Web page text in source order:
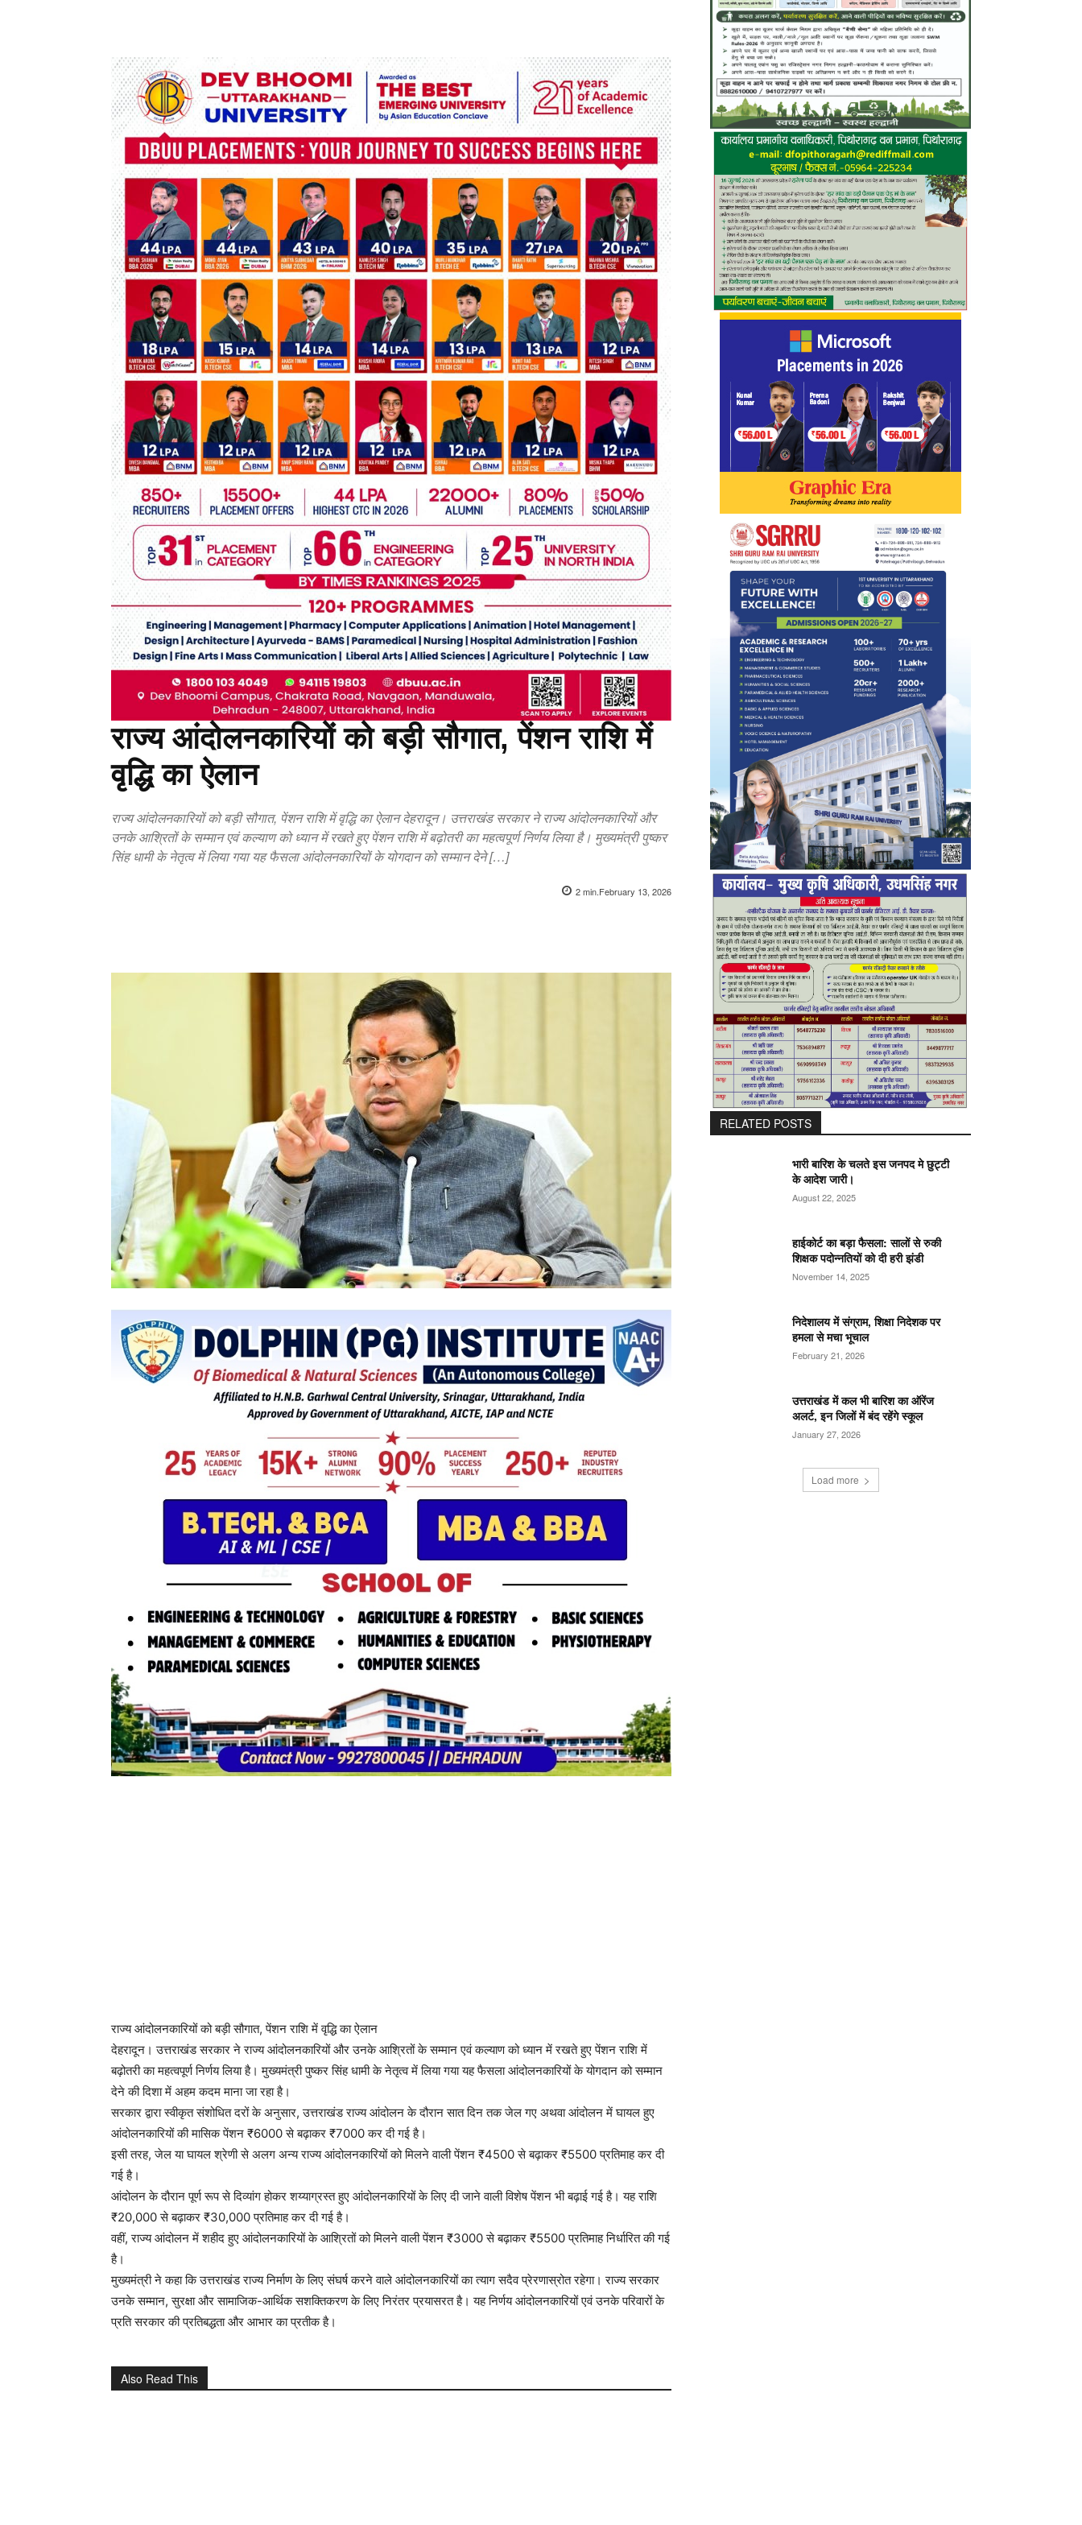
राज्य आंदोलनकारियों को बड़ी सौगात, पेंशन राशि में
वृद्धि का ऐलान
राज्य आंदोलनकारियों को बड़ी सौगात, पेंशन राशि में वृद्धि का ऐलान देहरादून। उत्तराखंड सरकार ने राज्य आंदोलनकारियों और
उनके आश्रितों के सम्मान एवं कल्याण को ध्यान में रखते हुए पेंशन राशि में बढ़ोतरी का महत्वपूर्ण निर्णय लिया है। मुख्यमंत्री पुष्कर
सिंह धामी के नेतृत्व में लिया गया यह फैसला आंदोलनकारियों के योगदान को सम्मान देने […]
2min.February 13, 2026
राज्य आंदोलनकारियों को बड़ी सौगात, पेंशन राशि में वृद्धि का ऐलान
देहरादून। उत्तराखंड सरकार ने राज्य आंदोलनकारियों और उनके आश्रितों के सम्मान एवं कल्याण को ध्यान में रखते हुए पेंशन राशि में
बढ़ोतरी का महत्वपूर्ण निर्णय लिया है। मुख्यमंत्री पुष्कर सिंह धामी के नेतृत्व में लिया गया यह फैसला आंदोलनकारियों के योगदान को सम्मान
देने की दिशा में अहम कदम माना जा रहा है।
सरकार द्वारा स्वीकृत संशोधित दरों के अनुसार, उत्तराखंड राज्य आंदोलन के दौरान सात दिन तक जेल गए अथवा आंदोलन में घायल हुए
आंदोलनकारियों की मासिक पेंशन ₹6000 से बढ़ाकर ₹7000 कर दी गई है।
इसी तरह, जेल या घायल श्रेणी से अलग अन्य राज्य आंदोलनकारियों को मिलने वाली पेंशन ₹4500 से बढ़ाकर ₹5500 प्रतिमाह कर दी
गई है।
आंदोलन के दौरान पूर्ण रूप से दिव्यांग होकर शय्याग्रस्त हुए आंदोलनकारियों के लिए दी जाने वाली विशेष पेंशन भी बढ़ाई गई है। यह राशि
₹20,000 से बढ़ाकर ₹30,000 प्रतिमाह कर दी गई है।
वहीं, राज्य आंदोलन में शहीद हुए आंदोलनकारियों के आश्रितों को मिलने वाली पेंशन ₹3000 से बढ़ाकर ₹5500 प्रतिमाह निर्धारित की गई
है।
मुख्यमंत्री ने कहा कि उत्तराखंड राज्य निर्माण के लिए संघर्ष करने वाले आंदोलनकारियों का त्याग सदैव प्रेरणास्रोत रहेगा। राज्य सरकार
उनके सम्मान, सुरक्षा और सामाजिक-आर्थिक सशक्तिकरण के लिए निरंतर प्रयासरत है। यह निर्णय आंदोलनकारियों एवं उनके परिवारों के
प्रति सरकार की प्रतिबद्धता और आभार का प्रतीक है।
Also Read This
RELATED POSTS
भारी बारिश के चलते इस जनपद मे छुट्टी
के आदेश जारी।
August 22, 2025
हाईकोर्ट का बड़ा फैसला: सालों से रुकी
शिक्षक पदोन्नतियों को दी हरी झंडी
November 14, 2025
निदेशालय में संग्राम, शिक्षा निदेशक पर
हमला से मचा भूचाल
February 21, 2026
उत्तराखंड में कल भी बारिश का ऑरेंज
अलर्ट, इन जिलों में बंद रहेंगे स्कूल
January 27, 2026
Load more